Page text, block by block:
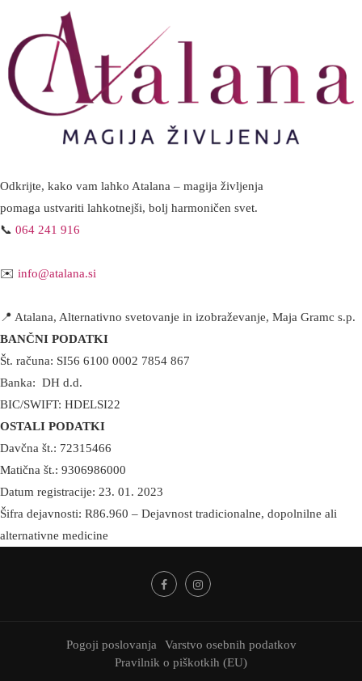
Odkrijte, kako vam lahko Atalana – magija življenja
pomaga ustvariti lahkotnejši, bolj harmoničen svet.
📞 064 241 916
✉️ info@atalana.si
📍 Atalana, Alternativno svetovanje in izobraževanje, Maja Gramc s.p.
BANČNI PODATKI
Št. računa: SI56 6100 0002 7854 867
Banka: DH d.d.
BIC/SWIFT: HDELSI22
OSTALI PODATKI
Davčna št.: 72315466
Matična št.: 9306986000
Datum registracije: 23. 01. 2023
Šifra dejavnosti: R86.960 – Dejavnost tradicionalne, dopolnilne ali
alternativne medicine
Pogoji poslovanja
Varstvo osebnih podatkov
Pravilnik o piškotkih (EU)